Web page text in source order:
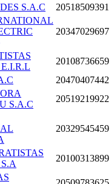
S.A.C 20518509391
20347029697
20108736659
20470407442
S.A.C
20519219922
20329545459
20100313899